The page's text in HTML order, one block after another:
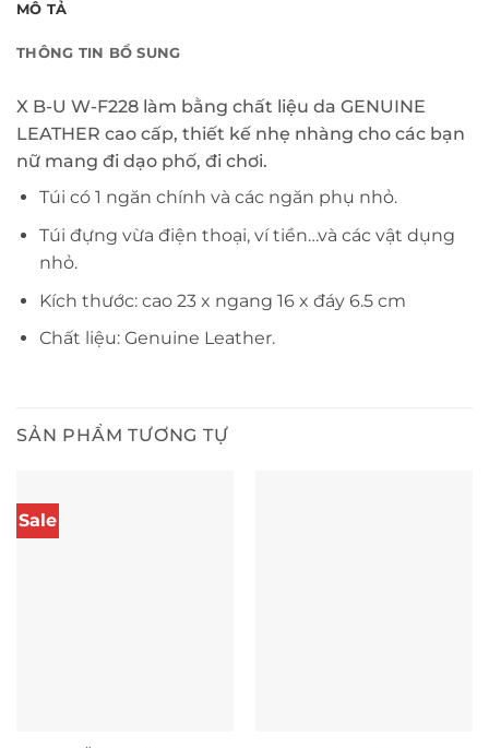
MÔ TẢ
THÔNG TIN BỔ SUNG
X B-U W-F228 làm bằng chất liệu da GENUINE
LEATHER cao cấp, thiết kế nhẹ nhàng cho các bạn
nữ mang đi dạo phố, đi chơi.
Túi có 1 ngăn chính và các ngăn phụ nhỏ.
Túi đựng vừa điện thoại, ví tiền…và các vật dụng
nhỏ.
Kích thước: cao 23 x ngang 16 x đáy 6.5 cm
Chất liệu: Genuine Leather.
SẢN PHẨM TƯƠNG TỰ
Sale